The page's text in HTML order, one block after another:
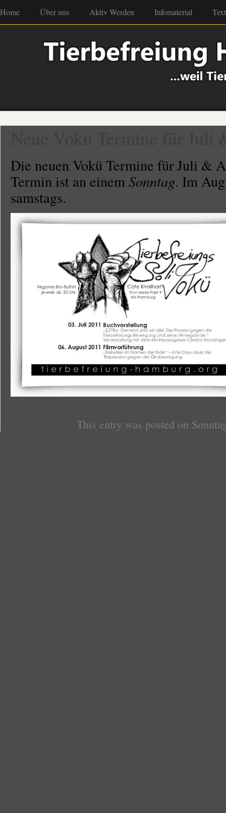
Home Über uns Aktiv Werden Infomaterial
Die neuen Vokü Termine für Juli &
Termin ist an einemSonntag. Im
samstags.
This entry was posted on